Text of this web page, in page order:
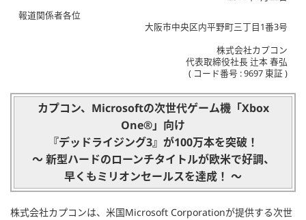
報道関係者各位
大阪市中央区内平野町三丁目1番3号
株式会社カプコン
代表取締役社長 辻本 春弘
( コード番号 : 9697 東証 )
カプコン、Microsoftの次世代ゲーム機「Xbox
One®」向け
『デッドライジング3』が100万本を突破！
～ 新型ハードのローンチタイトルが欧米で好調、
早くもミリオンセールスを達成！ ～
株式会社カプコンは、米国Microsoft Corporationが提供する次世